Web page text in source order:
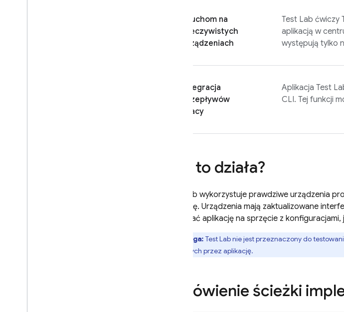
Uruchom na
rzeczywistych
urządzeniach
Test Lab ćwiczy
aplikacją w
występują tylko
Integracja
przepływów
pracy
Aplikacja Test
CLI. Tej funkcji
Jak to działa?
Test Lab wykorzystuje prawdziwe urządzenia
aplikację. Urządzenia mają zaktualizowane
testować aplikację na sprzęcie z
Uwaga: Test Labnie jest przeznaczony do
używanych przez aplikację.
Omówienie ścieżki